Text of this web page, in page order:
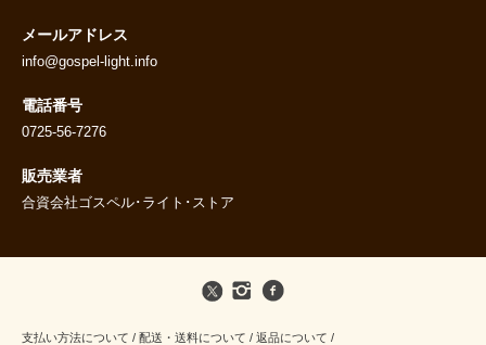
メールアドレス
info@gospel-light.info
電話番号
0725-56-7276
販売業者
合資会社ゴスペル･ライト･ストア
支払い方法について / 配送・送料について / 返品について /